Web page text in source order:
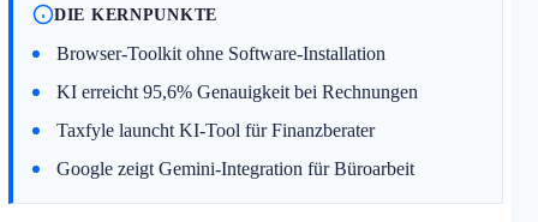
DIE KERNPUNKTE
Browser-Toolkit ohne Software-Installation
KI erreicht 95,6% Genauigkeit bei Rechnungen
Taxfyle launcht KI-Tool für Finanzberater
Google zeigt Gemini-Integration für Büroarbeit